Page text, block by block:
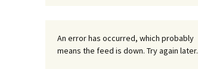
An error has occurred, which probably
means the feed is down. Try again later.